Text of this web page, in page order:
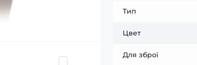
Тип
Цвет
Для зброї